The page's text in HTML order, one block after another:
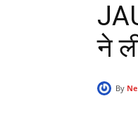
ने
By